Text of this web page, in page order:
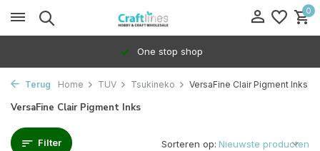
0
100% Dedicated to independents
Terug Home TUV Tsukineko VersaFine Clair Pigment Inks
VersaFine Clair Pigment Inks
Filter Sorteren op: